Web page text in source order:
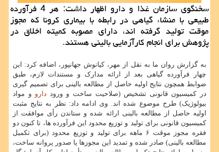
سخنگوی سازمان غذا و دارو اظهار داشت: هر 4 فرآورده
طبیعی با منشاء گیاهی در رابطه با بیماری كرونا كه مجوز
موقت تولید گرفته اند، دارای مصوبه كمیته اخلاق در
پژوهش برای انجام كارآزمایی بالینی هستند.
به گزارش روان ما به نقل از مهر، کیانوش جهانپور، اضافه کرد: این
چهار فرآورده گیاهی بعد از ارائه مدارک و مستندات لازم، طبق
ضوابط همچون نتایج اولیه حاصل از مطالعه بالینی برای تصمیم گیری
در کمیسیون قانونی تشخیص (صلاحیت ساخت و ورود دارو و مواد
بیولوژیک) طرح موضوع شده اند. وی ادامه داد: نظر به نتایج مثبت
اولیه حاصل از مطالعه بالینی ارائه شده و ستاندن رأی موافقت از
کمیسیون قانونی برای تولید و توزیع محدود این فرآورده ها، تا کنون دو
فقره مجوز موقت ۶ ماهه برای تولید و توزیع محدود (برای تکمیل
مطالعه بالینی) صادر شده و تمدید این مجوزها یا صدور پروانه ساخت،